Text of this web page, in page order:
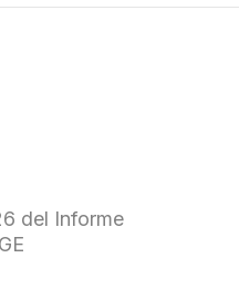
del Informe